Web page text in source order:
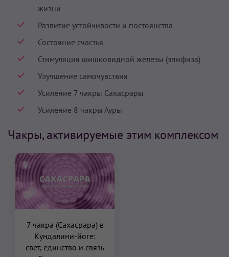
жизни
Развитие устойчивости и постоянства
Состояние счастья
Стимуляция шишковидной железы (эпифиза)
Улучшение самочувствия
Усиление 7 чакры Сахасрары
Усиление 8 чакры Ауры
Чакры, активируемые этим комплексом
7 чакра (Сахасрара) в
Кундалини-йоге:
свет, единство и связь